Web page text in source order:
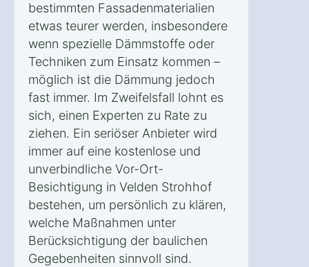
bestimmten Fassadenmaterialien
etwas teurer werden, insbesondere
wenn spezielle Dämmstoffe oder
Techniken zum Einsatz kommen –
möglich ist die Dämmung jedoch
fast immer. Im Zweifelsfall lohnt es
sich, einen Experten zu Rate zu
ziehen. Ein seriöser Anbieter wird
immer auf eine kostenlose und
unverbindliche Vor-Ort-
Besichtigung in Velden Strohhof
bestehen, um persönlich zu klären,
welche Maßnahmen unter
Berücksichtigung der baulichen
Gegebenheiten sinnvoll sind.